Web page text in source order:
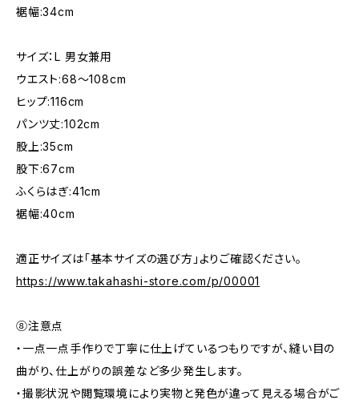
裾幅:34cm
サイズ：L 男女兼用
ウエスト:68〜108cm
ヒップ:116cm
パンツ丈:102cm
股上:35cm
股下:67cm
ふくらはぎ:41cm
裾幅:40cm
適正サイズは「基本サイズの選び方」よりご確認ください。
https://www.takahashi-store.com/p/00001
⑧注意点
・一点一点手作りで丁寧に仕上げているつもりですが、縫い目の
曲がり、仕上がりの誤差など多少発生します。
・撮影状況や閲覧環境により実物と発色が違って見える場合がご